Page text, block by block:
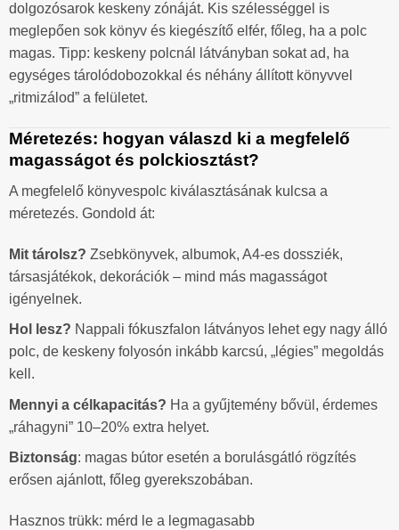
dolgozósarok keskeny zónáját. Kis szélességgel is
meglepően sok könyv és kiegészítő elfér, főleg, ha a polc
magas. Tipp: keskeny polcnál látványban sokat ad, ha
egységes tárolódobozokkal és néhány állított könyvvel
„ritmizálod” a felületet.
Méretezés: hogyan válaszd ki a megfelelő
magasságot és polckiosztást?
A megfelelő könyvespolc kiválasztásának kulcsa a
méretezés. Gondold át:
Mit tárolsz? Zsebkönyvek, albumok, A4-es dossziék,
társasjátékok, dekorációk – mind más magasságot
igényelnek.
Hol lesz? Nappali fókuszfalon látványos lehet egy nagy álló
polc, de keskeny folyosón inkább karcsú, „légies” megoldás
kell.
Mennyi a célkapacitás? Ha a gyűjtemény bővül, érdemes
„ráhagyni” 10–20% extra helyet.
Biztonság: magas bútor esetén a borulásgátló rögzítés
erősen ajánlott, főleg gyerekszobában.
Hasznos trükk: mérd le a legmagasabb